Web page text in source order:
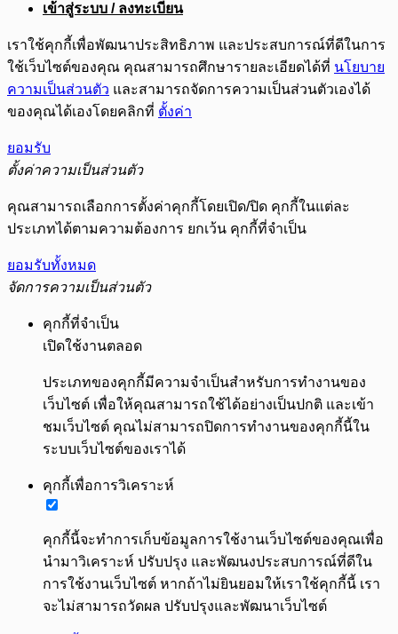
เข้าสู่ระบบ / ลงทะเบียน
เราใช้คุกกี้เพื่อพัฒนาประสิทธิภาพ และประสบการณ์ที่ดีในการ
ใช้เว็บไซต์ของคุณ คุณสามารถศึกษารายละเอียดได้ที่ นโยบาย
ความเป็นส่วนตัว และสามารถจัดการความเป็นส่วนตัวเองได้
ของคุณได้เองโดยคลิกที่ ตั้งค่า
ยอมรับ
ตั้งค่าความเป็นส่วนตัว
คุณสามารถเลือกการตั้งค่าคุกกี้โดยเปิด/ปิด คุกกี้ในแต่ละ
ประเภทได้ตามความต้องการ ยกเว้น คุกกี้ที่จำเป็น
ยอมรับทั้งหมด
จัดการความเป็นส่วนตัว
คุกกี้ที่จำเป็น
เปิดใช้งานตลอด
ประเภทของคุกกี้มีความจำเป็นสำหรับการทำงานของ
เว็บไซต์ เพื่อให้คุณสามารถใช้ได้อย่างเป็นปกติ และเข้า
ชมเว็บไซต์ คุณไม่สามารถปิดการทำงานของคุกกี้นี้ใน
ระบบเว็บไซต์ของเราได้
คุกกี้เพื่อการวิเคราะห์
คุกกี้นี้จะทำการเก็บข้อมูลการใช้งานเว็บไซต์ของคุณเพื่อ
นำมาวิเคราะห์ ปรับปรุง และพัฒนงประสบการณ์ที่ดีใน
การใช้งานเว็บไซต์ หากถ้าไม่ยินยอมให้เราใช้คุกกี้นี้ เรา
จะไม่สามารถวัดผล ปรับปรุงและพัฒนาเว็บไซต์